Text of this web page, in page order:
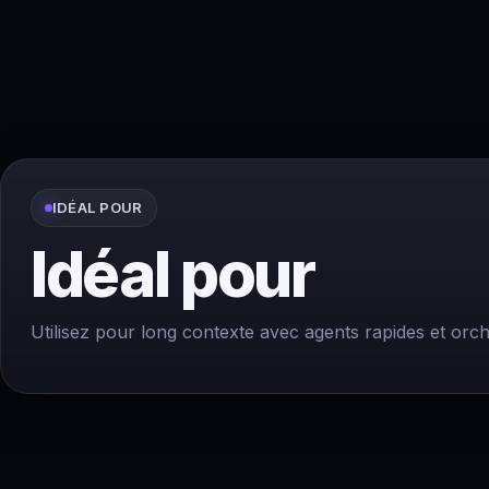
IDÉAL POUR
Idéal pour
Utilisez pour long contexte avec agents rapides et